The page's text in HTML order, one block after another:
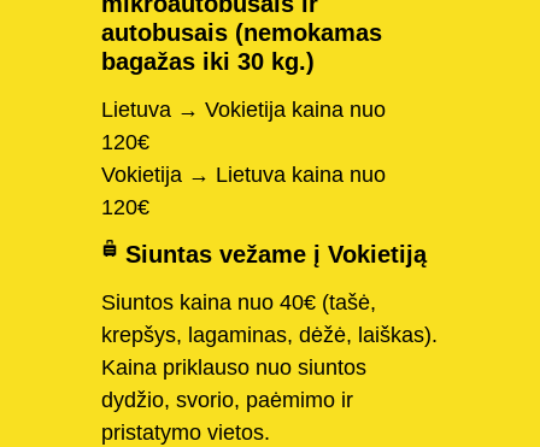
autobusais (nemokamas
bagažas iki 30 kg.)
Lietuva → Vokietija kaina nuo
120€
Vokietija → Lietuva kaina nuo
120€
Siuntas vežame į Vokietiją
Siuntos kaina nuo 40€ (tašė,
krepšys, lagaminas, dėžė, laiškas).
Kaina priklauso nuo siuntos
dydžio, svorio, paėmimo ir
pristatymo vietos.